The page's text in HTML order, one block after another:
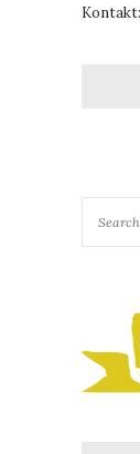
Kontakt: